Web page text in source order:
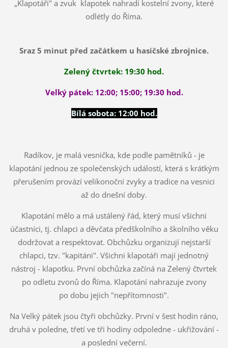
„Klapotáři" a zvuk klapotek nahradí kostelní zvony, které
odlétly do Říma.
Sraz 5 minut před začátkem u hasičské zbrojnice.
Zelený čtvrtek: 19:30 hod.
Velký pátek: 12:00; 15:00; 19:30 hod.
Bílá sobota: 12:00 hod.
Radíkov, je malá vesnička, kde podle pamětníků - je
klapotání jednou ze společenských událostí, která s krátkým
přerušením provází velikonoční zvyky a tradice na vesnici
až do dnešní doby.
Klapotání mělo a má ustálený řád, který musí všichni
účastníci, tj. chlapci a děvčata předškolního a školního věku
dodržovat a respektovat. Obchůzku organizují nejstarší
chlapci, tzv. "kapitáni". Všichni klapotáři mají jednotný
nástroj - klapotku. První obchůzka začíná na Zelený čtvrtek
po odletu zvonů do Říma. Klapotání nahrazuje zvony
po dobu jejich "nepřítomnosti".
Na Velký pátek jsou čtyři obchůzky. První v šest hodin ráno,
druhá v poledne, třetí ve tři hodiny odpoledne - ukřižování -
a poslední večerní.